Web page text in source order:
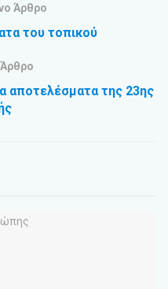
Άρθρο
του τοπικού
αποτελέσματα της 23ης